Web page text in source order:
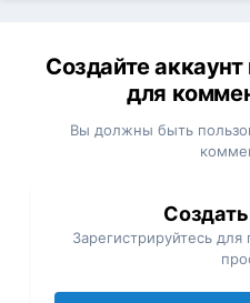
Создайте аккаунт
для
Вы должны быть
Зарегистрируйтесь для